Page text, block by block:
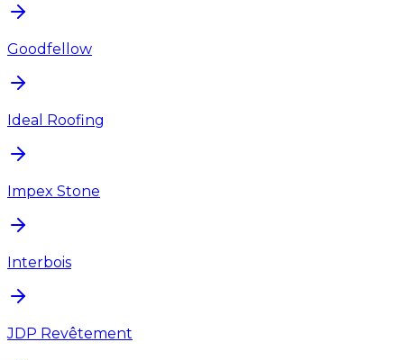
Goodfellow
Ideal Roofing
Impex Stone
Interbois
JDP Revêtement